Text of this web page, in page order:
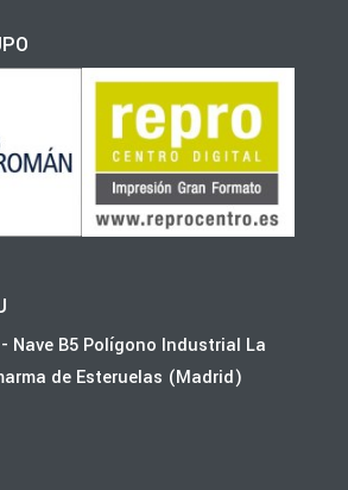
Nave B5 Polígono Industrial La
de Esteruelas (Madrid)